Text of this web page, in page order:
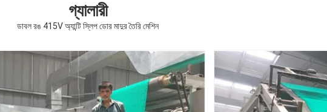
গ্যালারী
ডাবল রঙ 415V অ্যান্টি স্লিপ ডোর মাদুর তৈরি মেশিন